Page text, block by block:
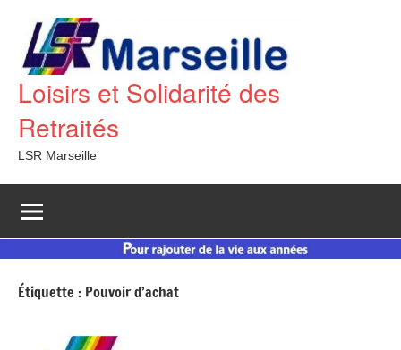
contenu
Loisirs et Solidarité des
Retraités
LSR Marseille
Étiquette : Pouvoir d’achat